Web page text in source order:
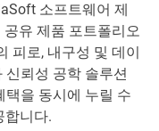
소프트웨어 제
유 제품 포트폴리오
피로, 내구성 및 데이
신뢰성 공학 솔루션
택을 동시에 누릴 수
합니다.